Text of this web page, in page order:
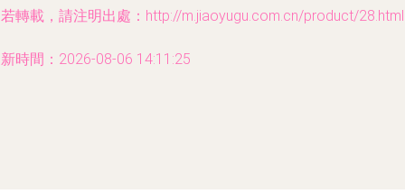
轉載，請注明出處：http://m.jiaoyugu.com.cn/product/28.html
時間：2026-08-06 14:11:25